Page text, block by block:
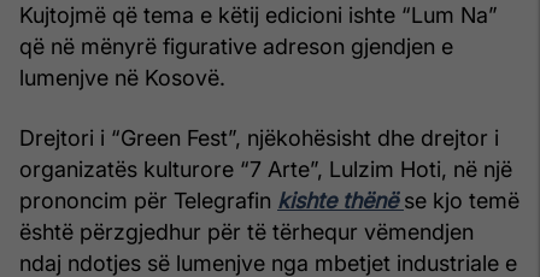
Kujtojmë që tema e këtij edicioni ishte “Lum Na”
që në mënyrë figurative adreson gjendjen e
lumenjve në Kosovë.
Drejtori i “Green Fest”, njëkohësisht dhe drejtor i
organizatës kulturore “7 Arte”, Lulzim Hoti, në një
prononcim për Telegrafin kishte thënë se kjo temë
është përzgjedhur për të tërhequr vëmendjen
ndaj ndotjes së lumenjve nga mbetjet industriale e